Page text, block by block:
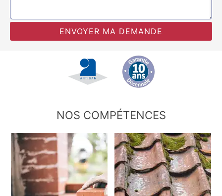
NOS COMPÉTENCES